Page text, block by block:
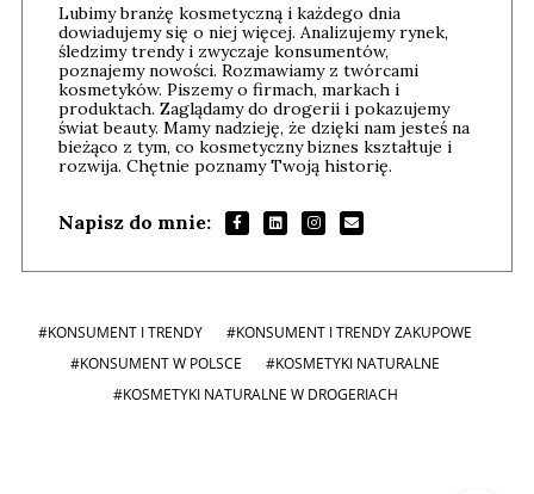
Lubimy branżę kosmetyczną i każdego dnia
dowiadujemy się o niej więcej. Analizujemy rynek,
śledzimy trendy i zwyczaje konsumentów,
poznajemy nowości. Rozmawiamy z twórcami
kosmetyków. Piszemy o firmach, markach i
produktach. Zaglądamy do drogerii i pokazujemy
świat beauty. Mamy nadzieję, że dzięki nam jesteś na
bieżąco z tym, co kosmetyczny biznes kształtuje i
rozwija. Chętnie poznamy Twoją historię.
Napisz do mnie:
#KONSUMENT I TRENDY
#KONSUMENT I TRENDY ZAKUPOWE
#KONSUMENT W POLSCE
#KOSMETYKI NATURALNE
#KOSMETYKI NATURALNE W DROGERIACH